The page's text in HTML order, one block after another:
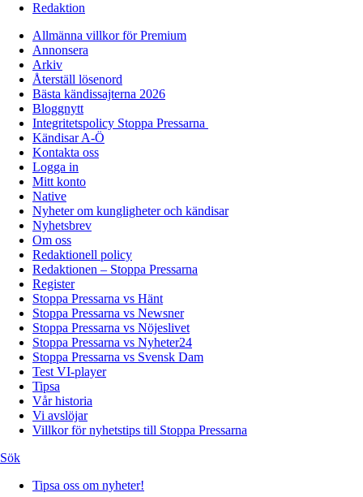
Redaktion
Allmänna villkor för Premium
Annonsera
Arkiv
Återställ lösenord
Bästa kändissajterna 2026
Bloggnytt
Integritetspolicy Stoppa Pressarna
Kändisar A-Ö
Kontakta oss
Logga in
Mitt konto
Native
Nyheter om kungligheter och kändisar
Nyhetsbrev
Om oss
Redaktionell policy
Redaktionen – Stoppa Pressarna
Register
Stoppa Pressarna vs Hänt
Stoppa Pressarna vs Newsner
Stoppa Pressarna vs Nöjeslivet
Stoppa Pressarna vs Nyheter24
Stoppa Pressarna vs Svensk Dam
Test VI-player
Tipsa
Vår historia
Vi avslöjar
Villkor för nyhetstips till Stoppa Pressarna
Sök
Tipsa oss om nyheter!